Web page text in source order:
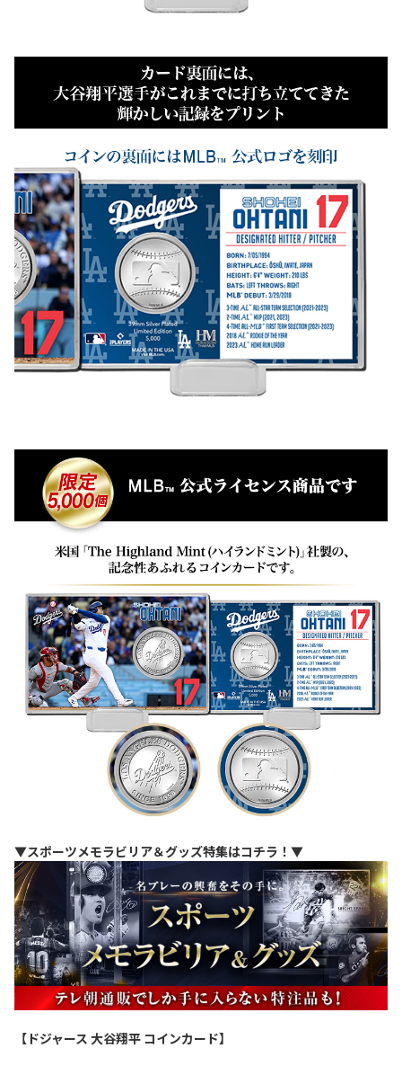
▼スポーツメモラビリア＆グッズ特集はコチラ！▼
【ドジャース 大谷翔平 コインカード】